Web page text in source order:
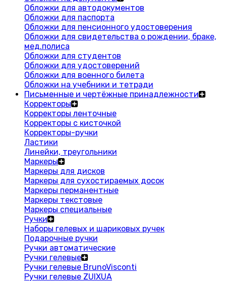
Обложки для автодокументов
Обложки для паспорта
Обложки для пенсионного удостоверения
Обложки для свидетельства о рождении, браке,
мед.полиса
Обложки для студентов
Обложки для удостоверений
Обложки для военного билета
Обложки на учебники и тетради
Письменные и чертёжные принадлежности
Корректоры
Корректоры ленточные
Корректоры с кисточкой
Корректоры-ручки
Ластики
Линейки, треугольники
Маркеры
Маркеры для дисков
Маркеры для сухостираемых досок
Маркеры перманентные
Маркеры текстовые
Маркеры специальные
Ручки
Наборы гелевых и шариковых ручек
Подарочные ручки
Ручки автоматические
Ручки гелевые
Ручки гелевые BrunoVisconti
Ручки гелевые ZUIXUA